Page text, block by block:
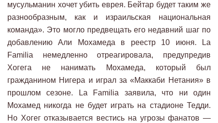
мусульманин хочет убить еврея. Бейтар будет таким же
разнообразным, как и израильская национальная
команда». Это могло предвещать его недавний шаг по
добавлению Али Мохамеда в реестр 10 июня. La
Familia немедленно отреагировала, предупредив
Хогега не нанимать Мохамеда, который был
гражданином Нигера и играл за «Маккаби Нетания» в
прошлом сезоне. La Familia заявила, что ни один
Мохамед никогда не будет играть на стадионе Тедди.
Но Хогег отказывается вестись на угрозы фанатов —